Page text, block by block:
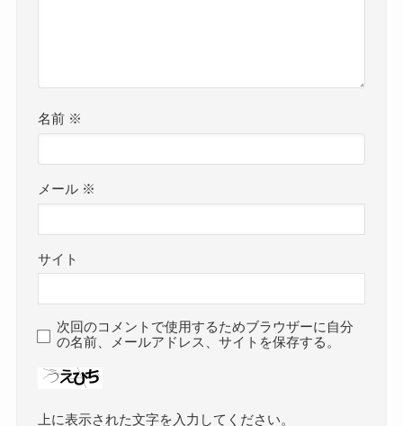
名前 ※
メール ※
サイト
次回のコメントで使用するためブラウザーに自分
の名前、メールアドレス、サイトを保存する。
上に表示された文字を入力してください。